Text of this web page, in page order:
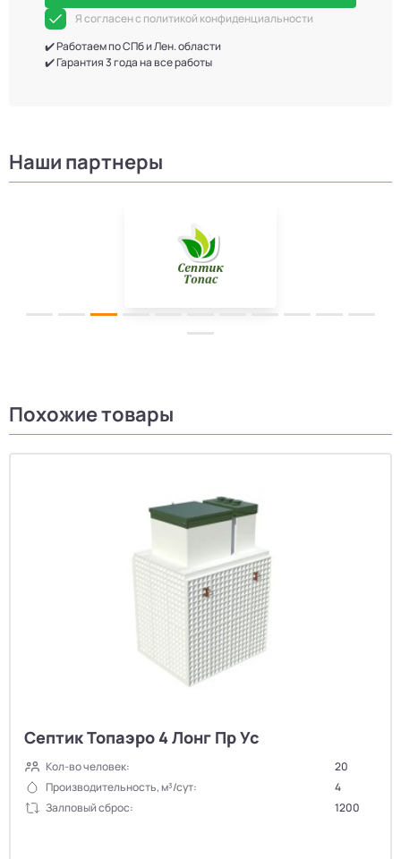
Я согласен с политикой конфиденциальности
✔️ Работаем по СПб и Лен. области
✔️ Гарантия 3 года на все работы
Наши партнеры
Похожие товары
Септик Топаэро 4 Лонг Пр Ус
Кол-во человек:
20
Производительность, м³/сут:
4
Залповый сброс:
1200